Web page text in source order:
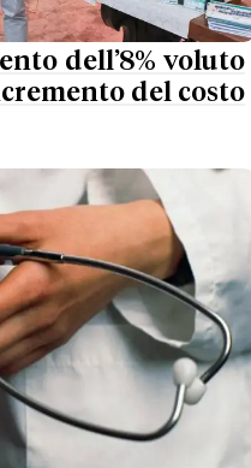
dell’8% voluto
del costo